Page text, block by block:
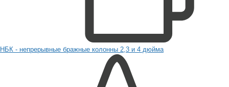
НБК - непрерывные бражные колонны 2,3 и 4 дюйма